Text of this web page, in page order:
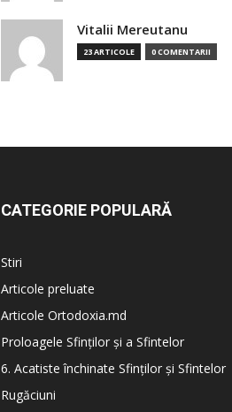
Vitalii Mereutanu
23 ARTICOLE 0 COMENTARII
CATEGORIE POPULARĂ
Stiri
Articole preluate
Articole Ortodoxia.md
Proloagele Sfinților și a Sfintelor
6. Acatiste închinate Sfinților și Sfintelor
Rugăciuni